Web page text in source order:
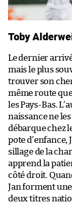
Toby
Le dernier
mais le plus
trouver son
même route
les Pays-Bas.
naissance ne
débarque chez
pote d’enfance,
sillage de la
apprend la
côté droit.
Jan forment
deux titres